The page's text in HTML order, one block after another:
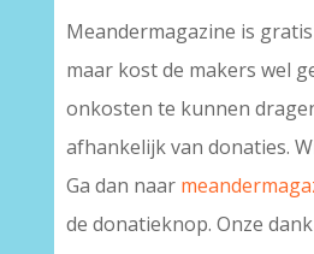
Meandermagazine is
maar kost de makers wel
onkosten te kunnen
afhankelijk van donaties.
Ga dan naar
de donatieknop. Onze